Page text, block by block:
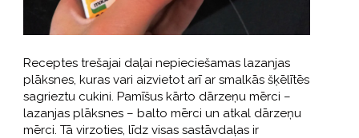
Receptes trešajai daļai nepieciešamas lazanjas
plāksnes, kuras vari aizvietot arī ar smalkās šķēlītēs
sagrieztu cukini. Pamīšus kārto dārzeņu mērci –
lazanjas plāksnes – balto mērci un atkal dārzeņu
mērci. Tā virzoties, līdz visas sastāvdaļas ir